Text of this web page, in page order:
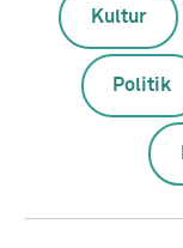
Kultur
Politik